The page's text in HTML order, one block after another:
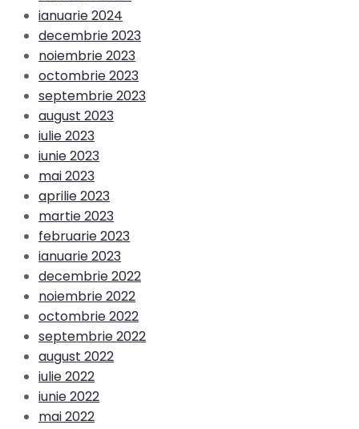
ianuarie 2024
decembrie 2023
noiembrie 2023
octombrie 2023
septembrie 2023
august 2023
iulie 2023
iunie 2023
mai 2023
aprilie 2023
martie 2023
februarie 2023
ianuarie 2023
decembrie 2022
noiembrie 2022
octombrie 2022
septembrie 2022
august 2022
iulie 2022
iunie 2022
mai 2022